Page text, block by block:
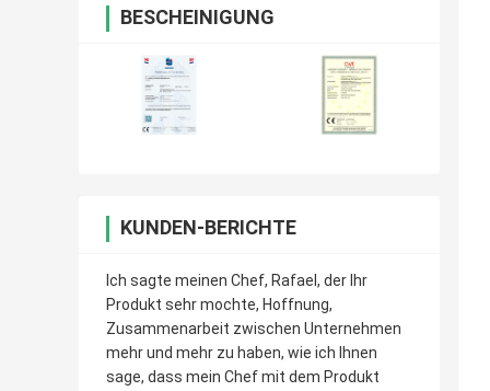
BESCHEINIGUNG
KUNDEN-BERICHTE
Ich sagte meinen Chef, Rafael, der Ihr
Produkt sehr mochte, Hoffnung,
Zusammenarbeit zwischen Unternehmen
mehr und mehr zu haben, wie ich Ihnen
sage, dass mein Chef mit dem Produkt